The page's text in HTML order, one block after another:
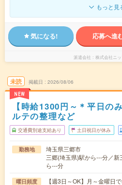
もっと見
気になる! 応募へ進
派遣会社 株式会社ニ
未読
NEW
掲載日 2026/08/06
【時給1300円～＊平日の
ルテの整理など
交通費別途支給あり 土日祝日が休み
勤務地
埼玉県三郷市
三郷(埼玉県)駅から---分／
ら---分
曜日頻度
【週3日～OK】月～金曜日